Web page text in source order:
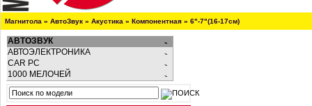
Магнитола » АвтоЗвук » Акустика » Компонентная » 6"-7"(16-17см)
АВТОЗВУК
АВТОЭЛЕКТРОНИКА
CAR PC
1000 МЕЛОЧЕЙ